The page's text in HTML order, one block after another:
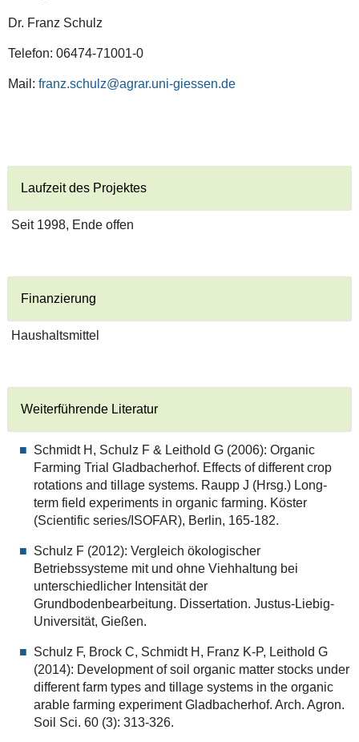
Dr. Franz Schulz
Telefon: 06474-71001-0
Mail: franz.schulz@agrar.uni-giessen.de
Laufzeit des Projektes
Seit 1998, Ende offen
Finanzierung
Haushaltsmittel
Weiterführende Literatur
Schmidt H, Schulz F & Leithold G (2006): Organic
Farming Trial Gladbacherhof. Effects of different crop
rotations and tillage systems. Raupp J (Hrsg.) Long-
term field experiments in organic farming. Köster
(Scientific series/ISOFAR), Berlin, 165-182.
Schulz F (2012): Vergleich ökologischer
Betriebssysteme mit und ohne Viehhaltung bei
unterschiedlicher Intensität der
Grundbodenbearbeitung. Dissertation. Justus-Liebig-
Universität, Gießen.
Schulz F, Brock C, Schmidt H, Franz K-P, Leithold G
(2014): Development of soil organic matter stocks under
different farm types and tillage systems in the organic
arable farming experiment Gladbacherhof. Arch. Agron.
Soil Sci. 60 (3): 313-326.